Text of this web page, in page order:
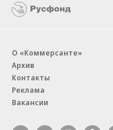
О «Коммерсанте»
Архив
Контакты
Реклама
Вакансии